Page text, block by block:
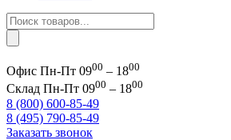
Поиск
товаров
Офис Пн-Пт 0900 – 1800
Склад Пн-Пт 0900 – 1800
8 (800) 600-85-49
8 (495) 790-85-49
Заказать звонок